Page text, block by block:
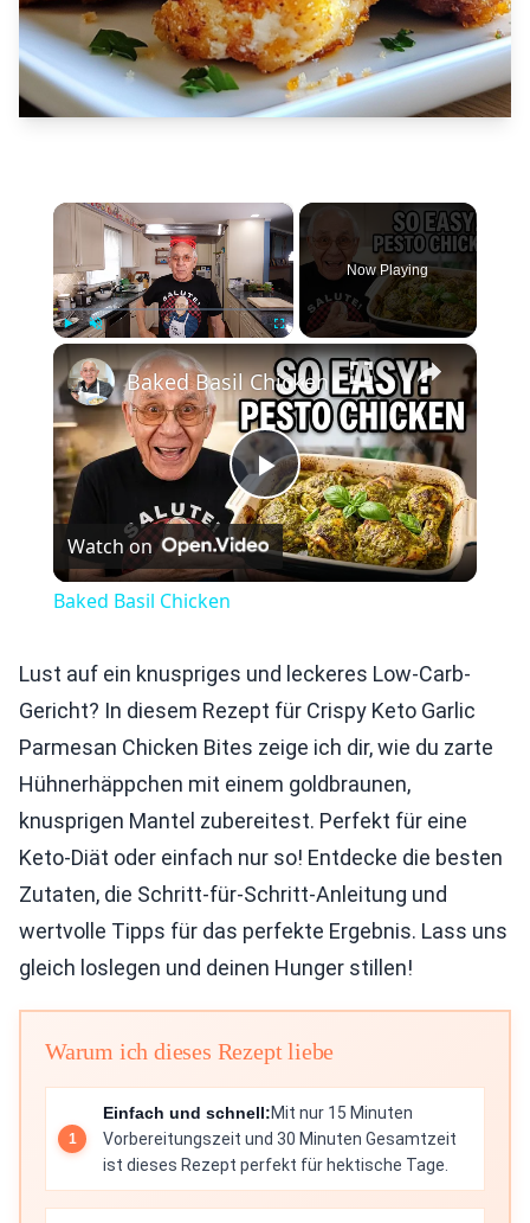
×
Now Playing
×
Play
Video
Baked Basil Chicken
Watch on
Baked Basil Chicken
Lust auf ein knuspriges und leckeres Low-Carb-
Gericht? In diesem Rezept für Crispy Keto Garlic
Parmesan Chicken Bites zeige ich dir, wie du zarte
Hühnerhäppchen mit einem goldbraunen,
knusprigen Mantel zubereitest. Perfekt für eine
Keto-Diät oder einfach nur so! Entdecke die besten
Zutaten, die Schritt-für-Schritt-Anleitung und
wertvolle Tipps für das perfekte Ergebnis. Lass uns
gleich loslegen und deinen Hunger stillen!
Warum ich dieses Rezept liebe
Einfach und schnell:Mit nur 15 Minuten
Vorbereitungszeit und 30 Minuten Gesamtzeit
ist dieses Rezept perfekt für hektische Tage.